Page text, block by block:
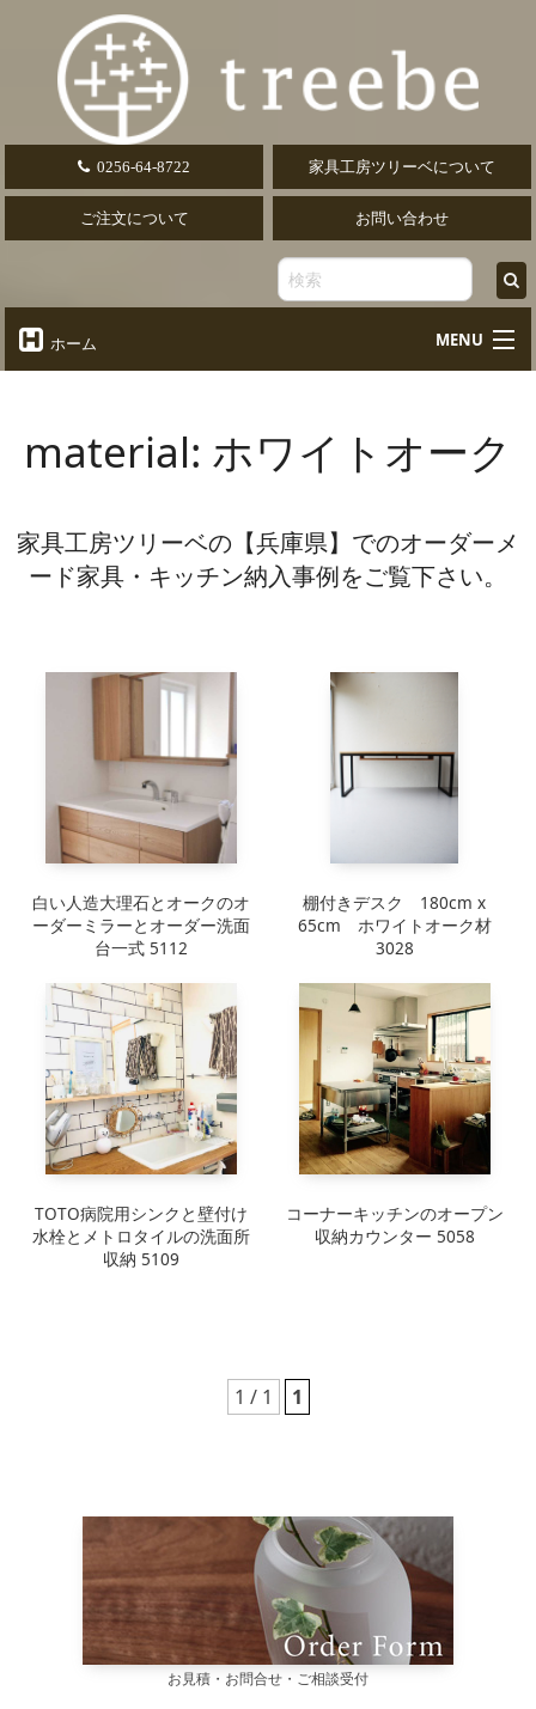
0256-64-8722 家具工房ツリーベについて
ご注文について お問い合わせ
ホーム MENU
オーダーデスク
Desk
キッチン廻り家具
Kitchen
木の小物・その他
造り付け家具
オーダーキッチン
Order-kitchen
material: ホワイトオーク
家具工房ツリーベの【兵庫県】でのオーダーメ
ード家具・キッチン納入事例をご覧下さい。
白い人造大理石とオークのオ
ーダーミラーとオーダー洗面
台一式 5112
棚付きデスク 180cm x
65cm ホワイトオーク材
3028
TOTO病院用シンクと壁付け
水栓とメトロタイルの洗面所
収納 5109
コーナーキッチンのオープン
収納カウンター 5058
1 / 1 1
お見積・お問合せ・ご相談受付